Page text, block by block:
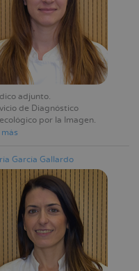
adjunto
de Diagnóstico
por la Imagen
García Gallardo